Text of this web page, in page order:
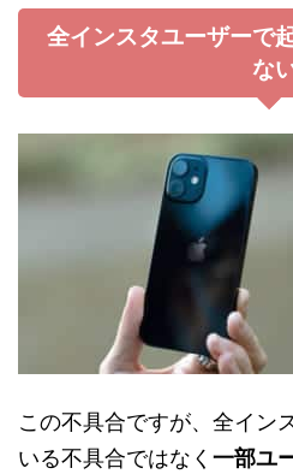
全インスタユーザーで
な
この不具合ですが、全イン
いる不具合ではなく 一部ユ